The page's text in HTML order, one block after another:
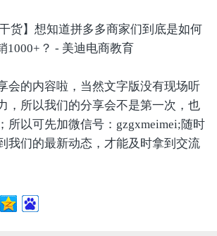
会的内容啦，当然文字版没有现场听
，所以我们的分享会不是第一次，也
所以可先加微信号：gzgxmeimei;随时
我们的最新动态，才能及时拿到交流